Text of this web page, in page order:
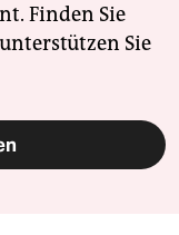
Finden Sie
Sie